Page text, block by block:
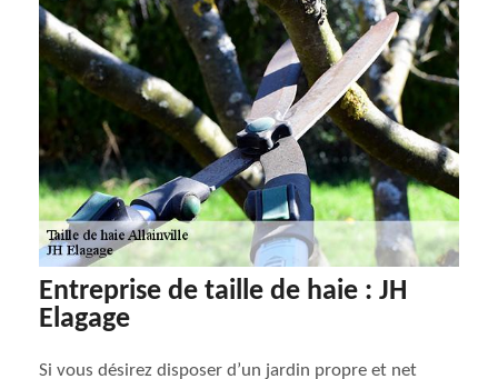
Entreprise de taille de haie : JH
Elagage
Si vous désirez disposer d’un jardin propre et net